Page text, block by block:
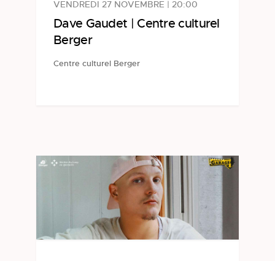
VENDREDI 27 NOVEMBRE | 20:00
Dave Gaudet | Centre culturel
Berger
Centre culturel Berger